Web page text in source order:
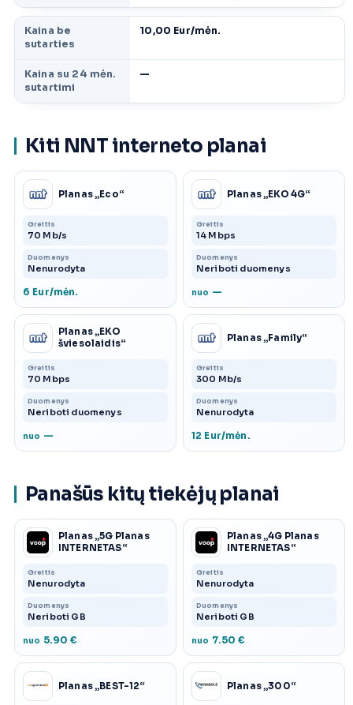
Kaina be
sutarties
10,00 Eur/mėn.
Kaina su 24 mėn.
sutartimi
—
Kiti NNT interneto planai
Planas „Eco“
Greitis
70 Mb/s
Duomenys
Nenurodyta
6 Eur/mėn.
Planas „EKO 4G“
Greitis
14 Mbps
Duomenys
Neriboti duomenys
nuo —
Planas „EKO
šviesolaidis“
Greitis
70 Mbps
Duomenys
Neriboti duomenys
nuo —
Planas „Family“
Greitis
300 Mb/s
Duomenys
Nenurodyta
12 Eur/mėn.
Panašūs kitų tiekėjų planai
Planas „5G Planas
INTERNETAS“
Greitis
Nenurodyta
Duomenys
Neriboti GB
nuo 5.90 €
Planas „4G Planas
INTERNETAS“
Greitis
Nenurodyta
Duomenys
Neriboti GB
nuo 7.50 €
Planas „BEST-12“ Planas „300“